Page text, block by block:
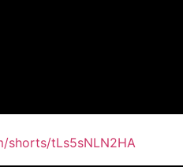
shorts/tLs5sNLN2HA